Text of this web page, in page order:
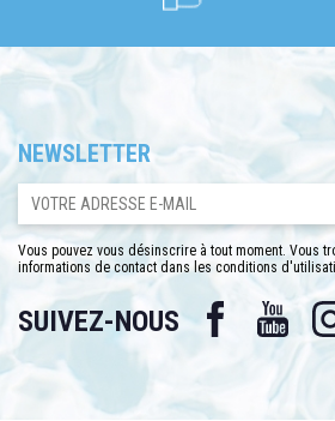
NEWSLETTER
Vous pouvez vous désinscrire à tout moment. Vous
informations de contact dans les conditions
SUIVEZ-NOUS Facebook